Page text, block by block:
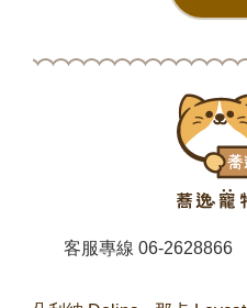
客服專線06-2628866